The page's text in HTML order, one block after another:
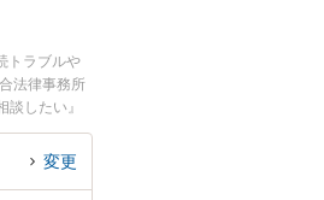
トラブルや
法律事務所
したい』
でお困りの相
変更